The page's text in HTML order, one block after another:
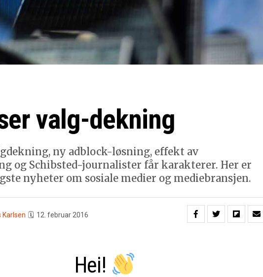
valg-dekning
ny adblock-løsning, effekt av
og Schibsted-journalister får karakterer. Her er
nyheter om sosiale medier og mediebransjen.
Karlsen 🗓 12. februar 2016
Hei!